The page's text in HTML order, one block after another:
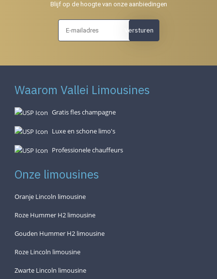
Blijf op de hoogte van onze aanbiedingen
Versturen
Waarom Vallei Limousines
Gratis fles champagne
Luxe en schone limo's
Professionele chauffeurs
Onze limousines
Oranje Lincoln limousine
Roze Hummer H2 limousine
Gouden Hummer H2 limousine
Roze Lincoln limousine
Zwarte Lincoln limousine